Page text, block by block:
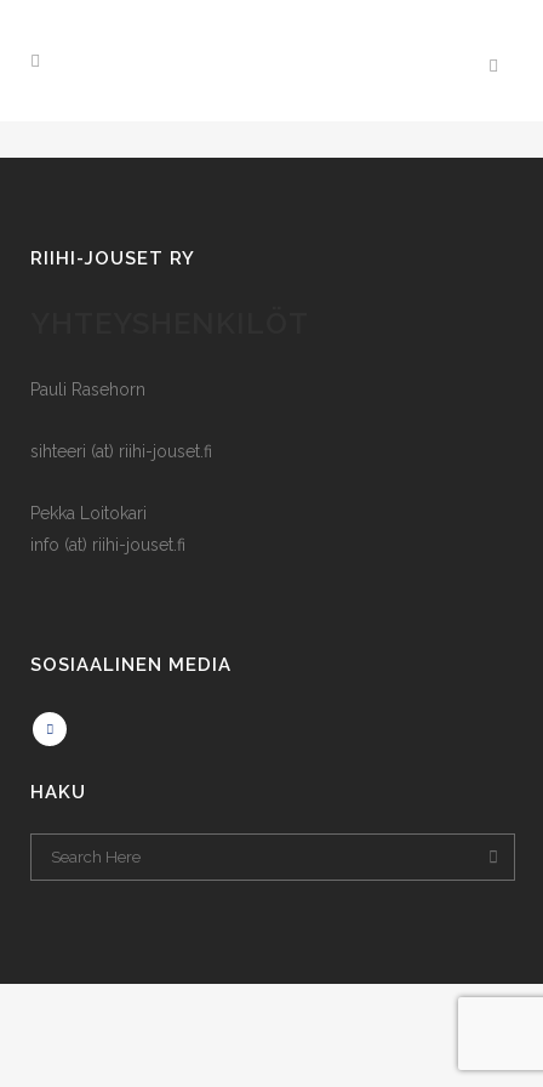
RIIHI-JOUSET RY
Pauli Rasehorn
sihteeri (at) riihi-jouset.fi
Pekka Loitokari
info (at) riihi-jouset.fi
SOSIAALINEN MEDIA
HAKU